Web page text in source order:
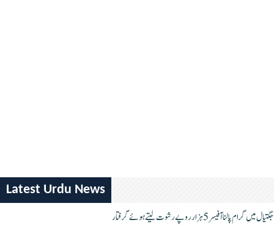
Latest Urdu News
جگتیال میں گرام پالنا آفیسر 5 ہزار روپے رشوت لیتے ہوئے گرفتار